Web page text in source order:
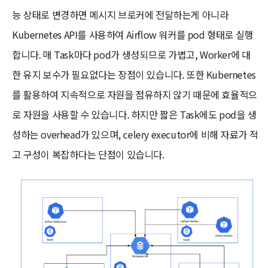
능 상태로 변경하면 메시지 브로커에 전달하는게 아니라
Kubernetes API를 사용하여 Airflow 워커를 pod 형태로 실행
합니다. 매 Task마다 pod가 생성되므로 가볍고, Worker에 대
한 유지 보수가 필요없다는 장점이 있습니다. 또한 Kubernetes
를 활용하여 지속적으로 자원을 점유하지 않기 때문에 효율적으
로 자원을 사용할 수 있습니다. 하지만 짧은 Task에도 pod을 생
성하는 overhead가 있으며, celery executor에 비해 자료가 적
고 구성이 복잡하다는 단점이 있습니다.